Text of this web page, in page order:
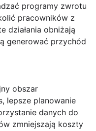
programy zwrotu
pracowników z
działania obniżają
generować przychód
obszar
lepsze planowanie
danych do
zmniejszają koszty